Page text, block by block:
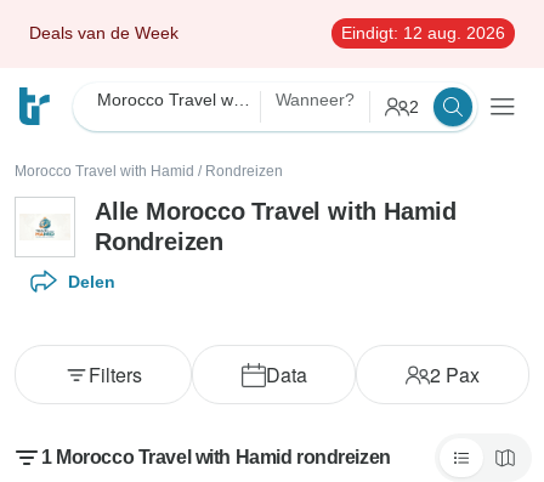
Deals van de Week Eindigt: 12 aug. 2026
Wanneer? 2
Morocco Travel with Hamid / Rondreizen
Alle Morocco Travel with Hamid
Rondreizen
Delen
Data 2 Pax
Filters
1 Morocco Travel with Hamid rondreizen